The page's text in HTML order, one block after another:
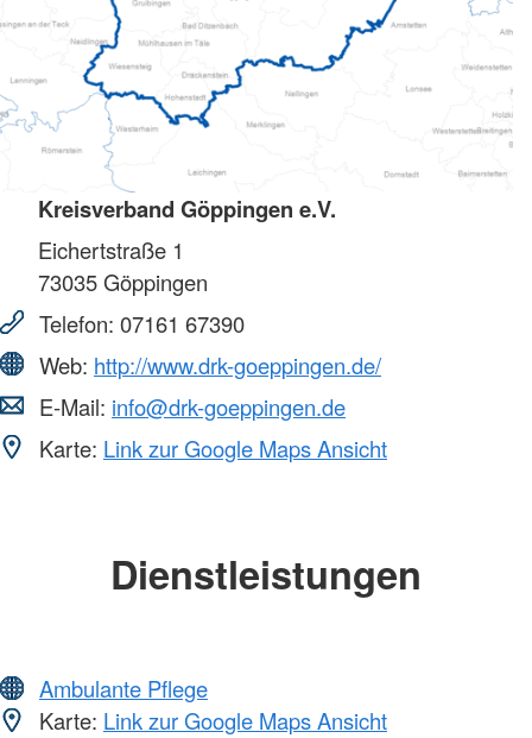
Kreisverband Göppingen e.V.
Eichertstraße 1
73035Göppingen
Telefon: 07161 67390
Web: http://www.drk-goeppingen.de/
E-Mail: info@drk-goeppingen.de
Karte: Link zur Google Maps Ansicht
Dienstleistungen
Ambulante Pflege
Karte: Link zur Google Maps Ansicht